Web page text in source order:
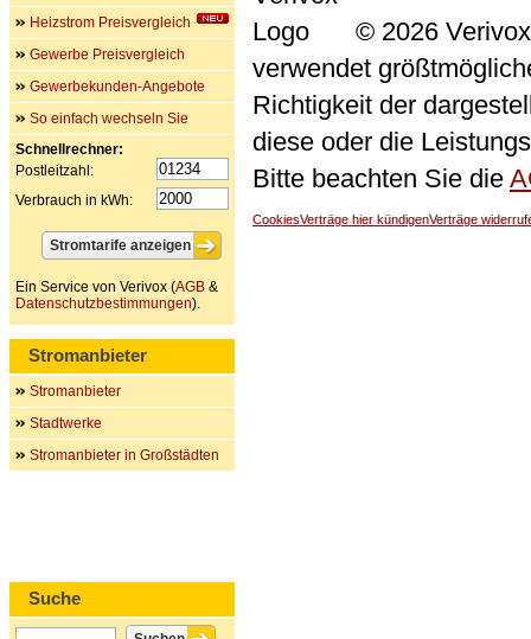
© 2026
verwendet
Richtigkeit der
diese oder die
Bitte beachten Sie die
CookiesVerträge hier kündigenVerträge
Heizstrom Preisvergleich
Gewerbe Preisvergleich
Gewerbekunden-Angebote
So einfach wechseln Sie
Schnellrechner:
Postleitzahl:
Verbrauch in kWh:
Ein Service von Verivox (AGB &
Datenschutzbestimmungen).
Stromanbieter
Stromanbieter
Stadtwerke
Stromanbieter in Großstädten
Suche